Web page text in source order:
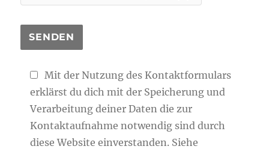
Mit der Nutzung des Kontaktformulars
erklärst du dich mit der Speicherung und
Verarbeitung deiner Daten die zur
Kontaktaufnahme notwendig sind durch
diese Website einverstanden. Siehe